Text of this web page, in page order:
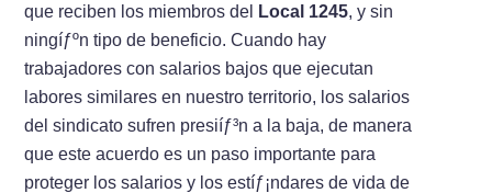
que reciben los miembros del
Local 1245, y sin
ningíƒºn tipo de beneficio. Cuando hay
trabajadores con salarios bajos que ejecutan
labores similares en nuestro territorio, los salarios
del sindicato sufren presiíƒ³n a la baja, de manera
que este acuerdo es un paso importante para
proteger los salarios y los estíƒ¡ndares de vida de